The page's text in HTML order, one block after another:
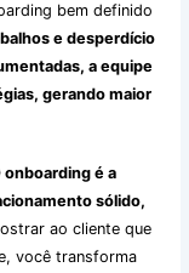
bem definido
e desperdício
a equipe
gerando maior
é a
sólido,
ao cliente que
você transforma